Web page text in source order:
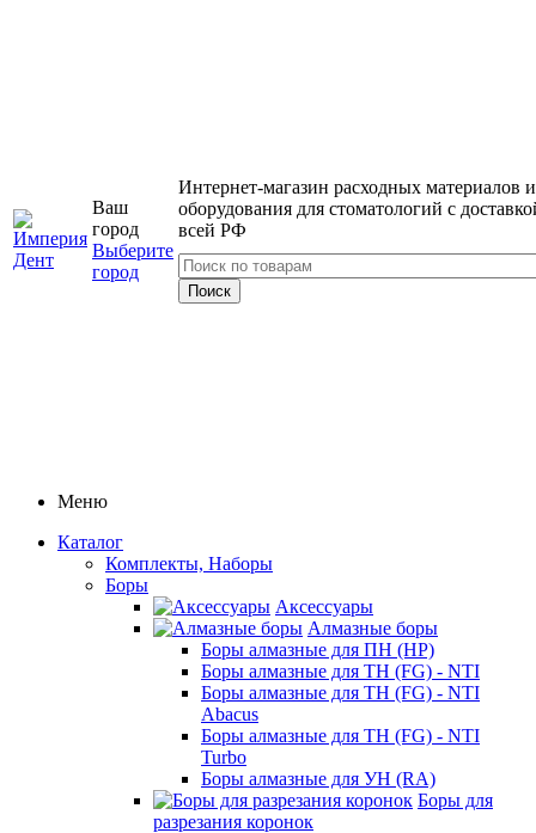
Ваш
город
Выберите
город
Интернет-магазин расходных материалов и
оборудования для стоматологий с
всей РФ
Меню
Каталог
Комплекты, Наборы
Боры
Аксессуары
Алмазные боры
Боры алмазные для ПН (HP)
Боры алмазные для ТН (FG) - NTI
Боры алмазные для ТН (FG) - NTI
Abacus
Боры алмазные для ТН (FG) - NTI
Turbo
Боры алмазные для УН (RA)
Боры для
разрезания коронок